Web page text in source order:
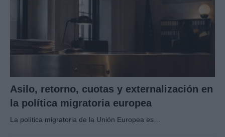
Asilo, retorno, cuotas y externalización en
la política migratoria europea
La política migratoria de la Unión Europea es…